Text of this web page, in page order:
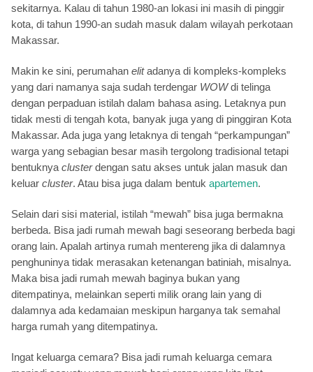
sekitarnya. Kalau di tahun 1980-an lokasi ini masih di pinggir
kota, di tahun 1990-an sudah masuk dalam wilayah perkotaan
Makassar.
Makin ke sini, perumahan elitadanya di kompleks-kompleks
yang dari namanya saja sudah terdengar WOWdi telinga
dengan perpaduan istilah dalam bahasa asing. Letaknya pun
tidak mesti di tengah kota, banyak juga yang di pinggiran Kota
Makassar. Ada juga yang letaknya di tengah “perkampungan”
warga yang sebagian besar masih tergolong tradisional tetapi
bentuknya clusterdengan satu akses untuk jalan masuk dan
keluar cluster. Atau bisa juga dalam bentuk apartemen.
Selain dari sisi material, istilah “mewah” bisa juga bermakna
berbeda. Bisa jadi rumah mewah bagi seseorang berbeda bagi
orang lain. Apalah artinya rumah mentereng jika di dalamnya
penghuninya tidak merasakan ketenangan batiniah, misalnya.
Maka bisa jadi rumah mewah baginya bukan yang
ditempatinya, melainkan seperti milik orang lain yang di
dalamnya ada kedamaian meskipun harganya tak semahal
harga rumah yang ditempatinya.
Ingat keluarga cemara? Bisa jadi rumah keluarga cemara